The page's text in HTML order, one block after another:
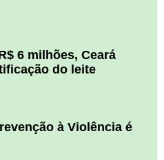
6 milhões, Ceará
do leite
à Violência é